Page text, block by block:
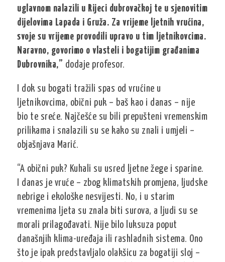
uglavnom nalazili u Rijeci dubrovačkoj te u sjenovitim
dijelovima Lapada i Gruža. Za vrijeme ljetnih vrućina,
svoje su vrijeme provodili upravo u tim ljetnikovcima.
Naravno, govorimo o vlasteli i bogatijim građanima
Dubrovnika,” dodaje profesor.
I dok su bogati tražili spas od vrućine u
ljetnikovcima, obični puk – baš kao i danas – nije
bio te sreće. Najčešće su bili prepušteni vremenskim
prilikama i snalazili su se kako su znali i umjeli –
objašnjava Marić.
“A obični puk? Kuhali su usred ljetne žege i sparine.
I danas je vruće – zbog klimatskih promjena, ljudske
nebrige i ekološke nesvijesti. No, i u starim
vremenima ljeta su znala biti surova, a ljudi su se
morali prilagođavati. Nije bilo luksuza poput
današnjih klima-uređaja ili rashladnih sistema. Ono
što je ipak predstavljalo olakšicu za bogatiji sloj –